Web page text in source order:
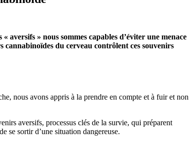
aversifs » nous sommes capables d’éviter une menace
cannabinoïdes du cerveau contrôlent ces souvenirs
nous avons appris à la prendre en compte et à fuir et non
aversifs, processus clés de la survie, qui préparent
se sortir d’une situation dangereuse.